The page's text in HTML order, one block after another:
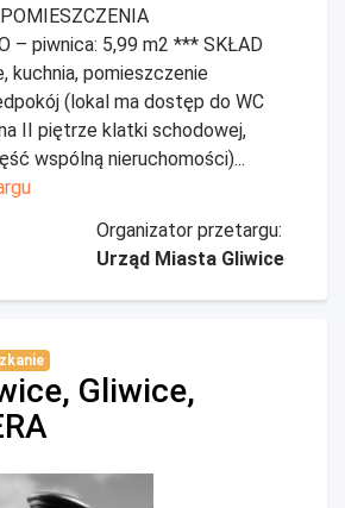
– piwnica: 5,99 m2 *** SKŁAD
kuchnia, pomieszczenie
(lokal ma dostęp do WC
II piętrze klatki schodowej,
wspólną nieruchomości)...
Organizator przetargu:
Urząd Miasta Gliwice
Gliwice,